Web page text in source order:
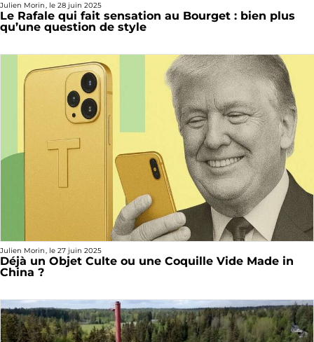
Julien Morin, le 28 juin 2025
Le Rafale qui fait sensation au Bourget : bien plus
qu’une question de style
Julien Morin, le 27 juin 2025
Déjà un Objet Culte ou une Coquille Vide Made in
China ?